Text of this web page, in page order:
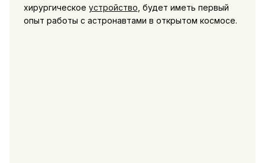
хирургическое устройство , будет иметь первый
опыт работы с астронавтами в открытом космосе.